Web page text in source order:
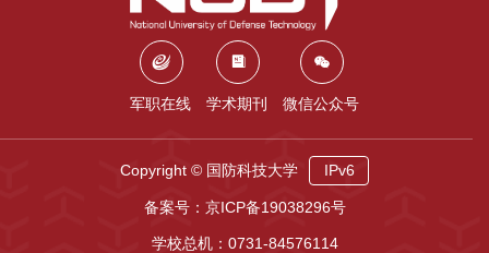
军职在线 学术期刊 微信公众号
Copyright © 国防科技大学 IPv6
备案号：京ICP备19038296号
学校总机：0731-84576114